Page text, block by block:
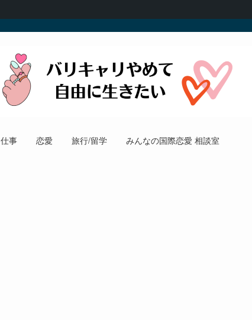
仕事 恋愛 旅行/留学 みんなの国際恋愛 相談室